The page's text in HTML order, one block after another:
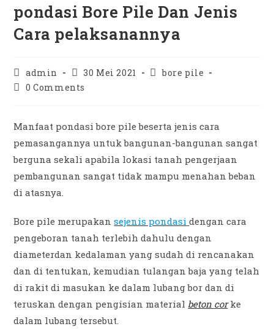
pondasi Bore Pile Dan Jenis
Cara pelaksanannya
Post
author:
admin
Post
published:
30 Mei 2021
Postbore pile
Post0 Comments
Manfaat pondasi bore pile beserta jenis cara
pemasangannya untuk bangunan-bangunan sangat
berguna sekali apabila lokasi tanah pengerjaan
pembangunan sangat tidak mampu menahan beban
di atasnya.
Bore pile merupakansejenis pondasi dengan cara
pengeboran tanah terlebih dahulu dengan
diameterdan kedalaman yang sudah di rencanakan
dan di tentukan, kemudian tulangan baja yang telah
di rakit di masukan ke dalam lubang bor dan di
teruskan dengan pengisian material beton cor ke
dalam lubang tersebut.